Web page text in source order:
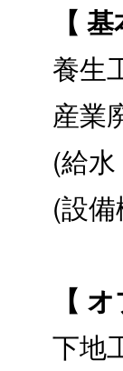
【
養生
産業
(給
(設
【
下地